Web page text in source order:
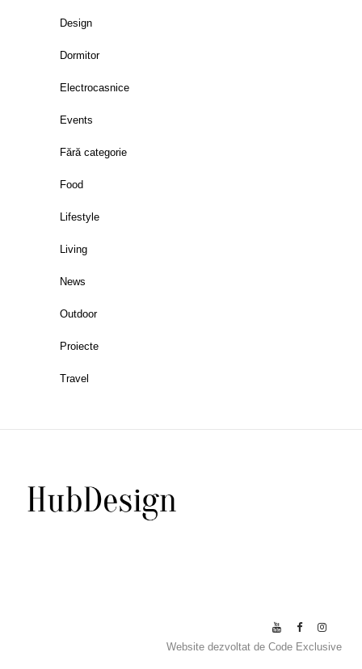
Design
Dormitor
Electrocasnice
Events
Fără categorie
Food
Lifestyle
Living
News
Outdoor
Proiecte
Travel
Website dezvoltat de Code Exclusive